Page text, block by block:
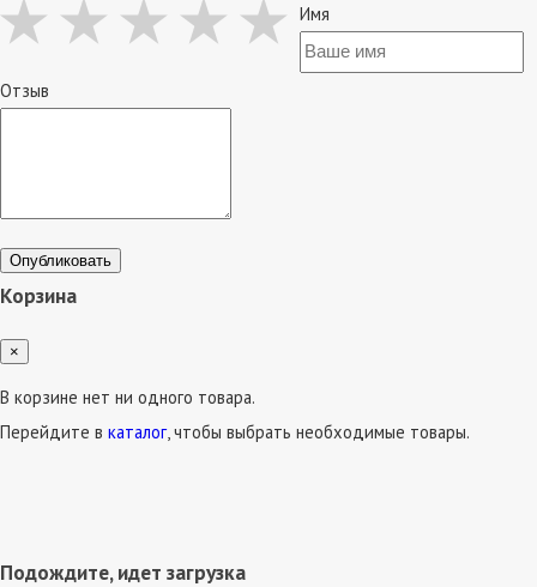
Имя
Отзыв
Опубликовать
Корзина
×
В корзине нет ни одного товара.
Перейдите в каталог, чтобы выбрать необходимые товары.
Подождите, идет загрузка